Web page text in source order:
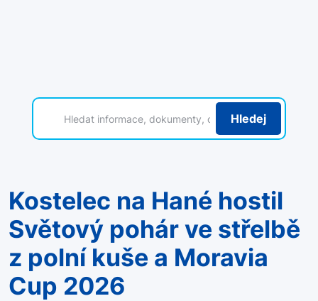
Hledej
Kostelec na Hané hostil
Světový pohár ve střelbě
z polní kuše a Moravia
Cup 2026